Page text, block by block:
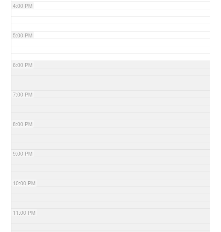
4:00 PM
5:00 PM
6:00 PM
7:00 PM
8:00 PM
9:00 PM
10:00 PM
11:00 PM